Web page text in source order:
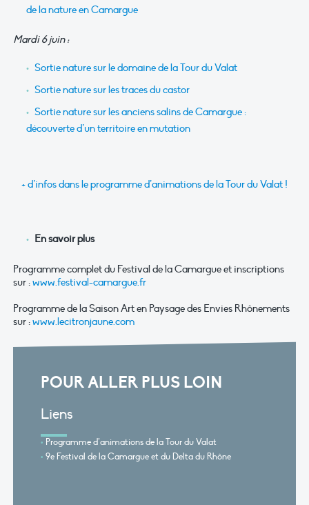
de la nature en Camargue
Mardi 6 juin :
Sortie nature sur le domaine de la Tour du Valat
Sortie nature sur les traces du castor
Sortie nature sur les anciens salins de Camargue :
découverte d’un territoire en mutation
+ d’infos dans le programme d’animations de la Tour du Valat !
En savoir plus
Programme complet du Festival de la Camargue et inscriptions
sur :www.festival-camargue.fr
Programme de la Saison Art en Paysage des Envies Rhônements
sur :www.lecitronjaune.com
POUR ALLER PLUS LOIN
Liens
Programme d’animations de la Tour du Valat
9e Festival de la Camargue et du Delta du Rhône